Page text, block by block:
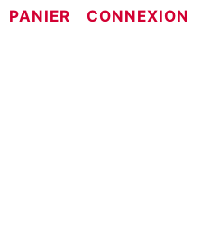
PANIER CONNEXION